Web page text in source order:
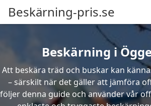
Beskärning-pris.se
Beskärning i
Att beskära träd och buskar kan
– särskilt när det gäller att jämföra
följer denna guide och använder vår